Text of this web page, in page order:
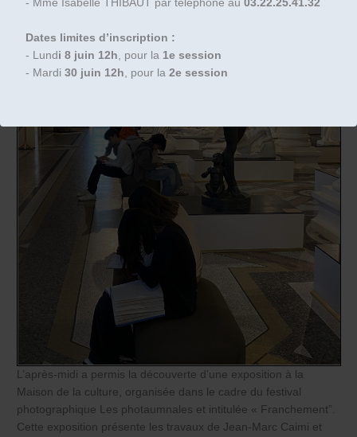
- Mme Isabelle THIBAUT par téléphone au 03.22.25.41.32
Dates limites d’inscription :
- Lund i 8 juin 12h, pour la 1e session
- Mardi 30 juin 12h, pour la 2e session
L’après-midi a permis la découverte d’une exposition à la
Maison de la culture, organisée dans le cadre du festival
photographique Les photaumnales et intitulée « Franchement”.
Cette exposition présente les travaux de Jean-Marc Caimi et